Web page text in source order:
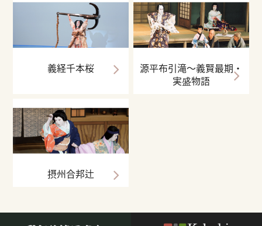
義経千本桜
源平布引滝～義賢最期・
実盛物語
摂州合邦辻